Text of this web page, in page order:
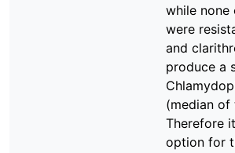
while
were
and
produce a
(median of
Therefore
option for